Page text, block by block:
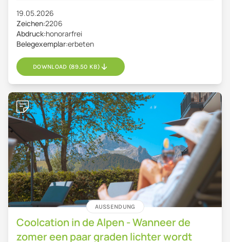
19.05.2026
Zeichen:2206
Abdruck:honorarfrei
Belegexemplar:erbeten
DOWNLOAD (89.50 KB)
AUSSENDUNG
Coolcation in de Alpen - Wanneer de
zomer een paar graden lichter wordt